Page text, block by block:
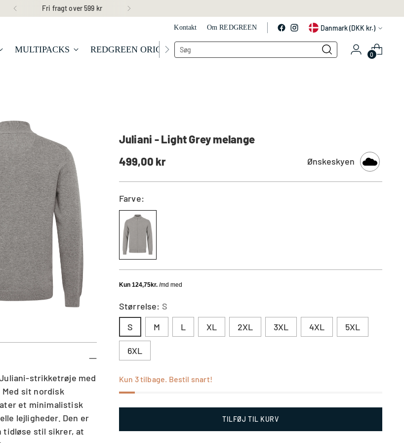
Fri fragt over 599 kr
Kontakt Om REDGREEN Valuta Danmark (DKK kr.)
MULTIPACKS REDGREEN ORIGINALS
0
strikketrøje med
sit nordisk
et minimalistisk
lejligheder. Den er
tidløse stil sikrer, at
Juliani - Light Grey melange
Normal
499,00 kr Ønskeskyen
Farve:
Størrelse: S
S
M L XL 2XL 3XL 4XL 5XL
6XL
Kun 3 tilbage. Bestil snart!
TILFØJ TIL KURV